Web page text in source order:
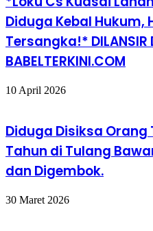
Diduga Kebal Hukum,
Tersangka!* DILANSIR
BABELTERKINI.COM
10 April 2026
Diduga Disiksa Orang
Tahun di Tulang
dan Digembok.
30 Maret 2026